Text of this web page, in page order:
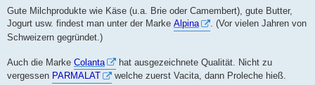
Gute Milchprodukte wie Käse (u.a. Brie oder Camembert), gute Butter,
Jogurt usw. findest man unter der Marke Alpina
. (Vor vielen Jahren von
Schweizern gegründet.)
Auch die Marke Colanta
hat ausgezeichnete Qualität. Nicht zu
vergessen PARMALAT welche zuerst Vacita, dann Proleche hieß.